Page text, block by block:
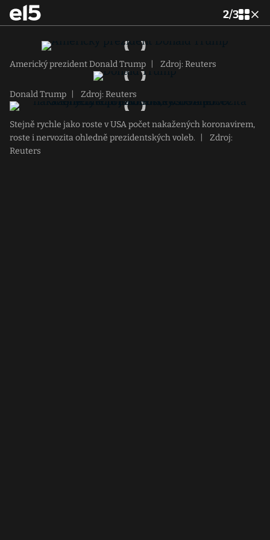
2/3
Americký prezident Donald Trump Zdroj: Reuters
Donald Trump Zdroj: Reuters
Stejně rychle jako roste v USA počet nakažených koronavirem,
roste i nervozita ohledně prezidentských voleb.
Zdroj:
Reuters